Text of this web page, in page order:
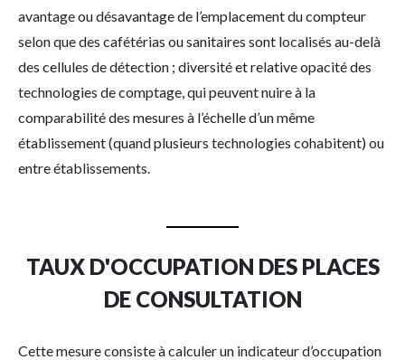
avantage ou désavantage de l’emplacement du compteur
selon que des cafétérias ou sanitaires sont localisés au-delà
des cellules de détection ; diversité et relative opacité des
technologies de comptage, qui peuvent nuire à la
comparabilité des mesures à l’échelle d’un même
établissement (quand plusieurs technologies cohabitent) ou
entre établissements.
TAUX D'OCCUPATION DES PLACES
DE CONSULTATION
Cette mesure consiste à calculer un indicateur d’occupation